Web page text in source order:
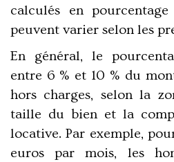
calculés en
peuvent varier selon les
En général, le
entre 6 % et 10 % du
hors charges, selon la
taille du bien et la
locative. Par exemple,
euros par mois, les